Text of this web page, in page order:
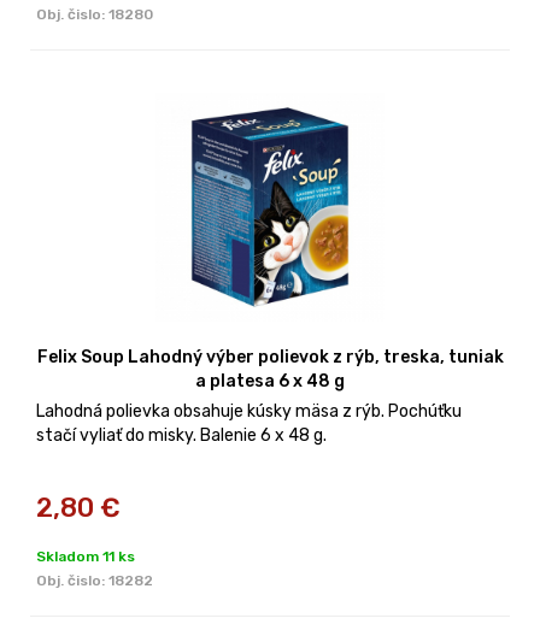
Obj. čislo: 18280
Felix Soup Lahodný výber polievok z rýb, treska, tuniak
a platesa 6 x 48 g
Lahodná polievka obsahuje kúsky mäsa z rýb. Pochúťku
stačí vyliať do misky. Balenie 6 x 48 g.
2,80 €
Skladom 11 ks
Obj. čislo: 18282